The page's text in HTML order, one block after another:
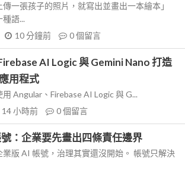
一張孩子的照片，就寫出並畫出一本繪本」
語...
10 分鐘前 0個留言
AI Logic 與 Gemini Nano 打造
用程式
Angular、Firebase AI Logic 與 G...
14 小時前 0個留言
：企業要先畫出四條責任邊界
版 AI 帳號，治理其實還沒開始。 帳號只解決